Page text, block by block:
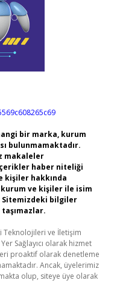
bir marka, kurum
bulunmamaktadır.
makaleler
haber niteliği
kişiler hakkında
kurum ve kişiler ile isim
bilgiler
Teknolojileri ve İletişim
Sağlayıcı olarak hizmet
proaktif olarak denetleme
Ancak, üyelerimiz
olup, siteye üye olarak